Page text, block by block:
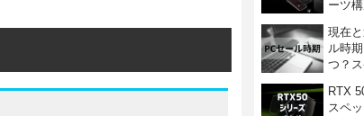
ーツ
現在
ル時
つ？
RTX
スペ